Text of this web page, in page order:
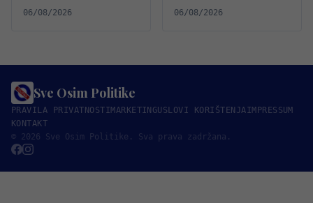
06/08/2026 06/08/2026
Sve Osim Politike
PRAVILA PRIVATNOSTIMARKETINGUSLOVI KORIŠTENJAIMPRESSUM
KONTAKT
© 2026 Sve Osim Politike. Sva prava zadržana.